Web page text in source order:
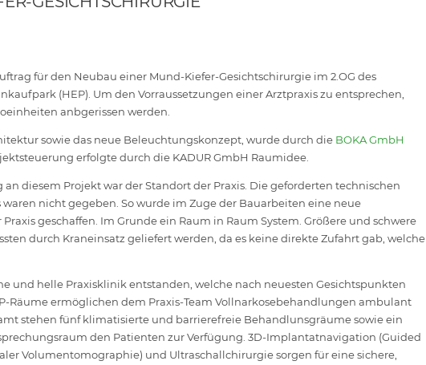
für den Neubau einer Mund-Kiefer-Gesichtschirurgie im 2.OG des
(HEP). Um den Vorraussetzungen einer Arztpraxis zu entsprechen,
anbgerissen werden.
sowie das neue Beleuchtungskonzept, wurde durch die BOKA GmbH
erfolgte durch die KADUR GmbH Raumidee.
diesem Projekt war der Standort der Praxis. Die geforderten technischen
waren nicht gegeben. So wurde im Zuge der Bauarbeiten eine neue
geschaffen. Im Grunde ein Raum in Raum System. Größere und schwere
durch Kraneinsatz geliefert werden, da es keine direkte Zufahrt gab, welche
und helle Praxisklinik entstanden, welche nach neuesten Gesichtspunkten
Räume ermöglichen dem Praxis-Team Vollnarkosebehandlungen ambulant
stehen fünf klimatisierte und barrierefreie Behandlunsgräume sowie ein
den Patienten zur Verfügung. 3D-Implantatnavigation (Guided
Volumentomographie) und Ultraschallchirurgie sorgen für eine sichere,